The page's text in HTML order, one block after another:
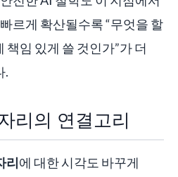
르게 확산될수록 “무엇을 할
책임 있게 쓸 것인가”가 더
.
리의 연결고리
리에 대한 시각도 바꾸게